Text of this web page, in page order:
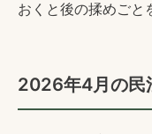
おくと後の揉めごと
2026年4月の民